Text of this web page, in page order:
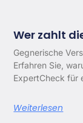
Wer zahlt
Gegnerische
Erfahren Sie,
ExpertCheck für
Weiterlesen